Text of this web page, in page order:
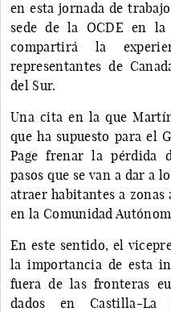
en esta jornada de
sede de la OCDE en
compartirá la
representantes de
del Sur.
Una cita en la que
que ha supuesto para el
Page frenar la pérdida
pasos que se van a dar a
atraer habitantes a zonas
en la Comunidad
En este sentido, el
la importancia de esta
fuera de las fronteras
dados en Castilla-La